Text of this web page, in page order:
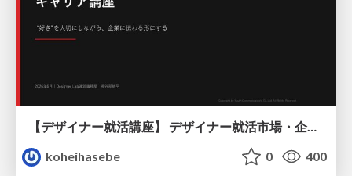
【デザイナー就活講座】 デザイナー就活市場・企業探し・ポートフォリオのポイント
koheihasebe
0 400